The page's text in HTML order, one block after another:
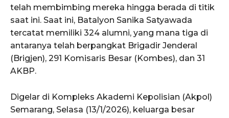
telah membimbing mereka hingga berada di titik
saat ini. Saat ini, Batalyon Sanika Satyawada
tercatat memiliki 324 alumni, yang mana tiga di
antaranya telah berpangkat Brigadir Jenderal
(Brigjen), 291 Komisaris Besar (Kombes), dan 31
AKBP.
Digelar di Kompleks Akademi Kepolisian (Akpol)
Semarang, Selasa (13/1/2026), keluarga besar